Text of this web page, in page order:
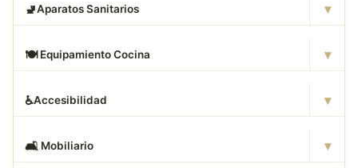
🚽Aparatos Sanitarios ▾
🍽️ Equipamiento Cocina ▾
♿Accesibilidad ▾
🛋 ️ Mobiliario ▾